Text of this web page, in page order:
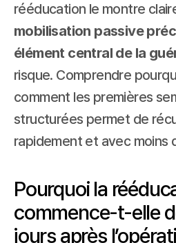
rééducation le montre
mobilisation passive
élément central de la
risque. Comprendre
comment les premières
structurées permet de
rapidement et avec moins
Pourquoi la
commence-t-elle
jours après